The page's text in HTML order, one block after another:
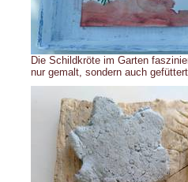
Die Schildkröte im Garten
nur gemalt, sondern auch